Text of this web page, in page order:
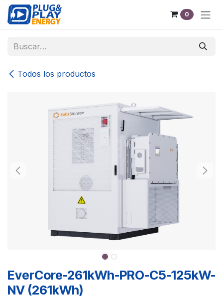
Ir al contenido
0
Todos los productos
EverCore-261kWh-PRO-C5-125kW-
NV (261kWh)